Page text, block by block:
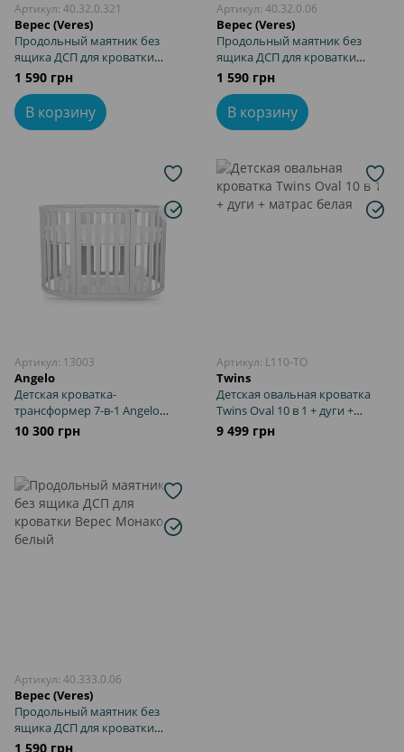
Артикул: 40.32.0.321
Верес (Veres)
Продольный маятник без
ящика ДСП для кроватки
Вереск Рим графит
1 590 грн
В корзину
Артикул: 40.32.0.06
Верес (Veres)
Продольный маятник без
ящика ДСП для кроватки
Верес Рим белый
1 590 грн
В корзину
Артикул: 13003
Angelo
Детская кроватка-
трансформер 7-в-1 Angelo
мокко
10 300 грн
Артикул: L110-TO
Twins
Детская овальная кроватка
Twins Oval 10 в 1 + дуги +
матрас белая
9 499 грн
Артикул: 40.333.0.06
Верес (Veres)
Продольный маятник без
ящика ДСП для кроватки
Верес Монако белый
1 590 грн